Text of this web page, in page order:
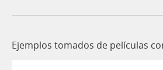
Ejemplos tomados de películas